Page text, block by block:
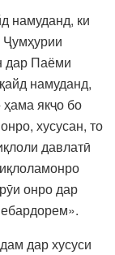
намуданд, ки
дар Паёми
намуданд,
якҷо бо
хусусан, то
давлатӣ
онро дар
дар хусуси